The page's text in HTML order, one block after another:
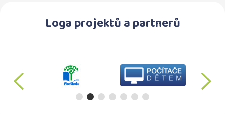
Loga projektů a partnerů
předchozí